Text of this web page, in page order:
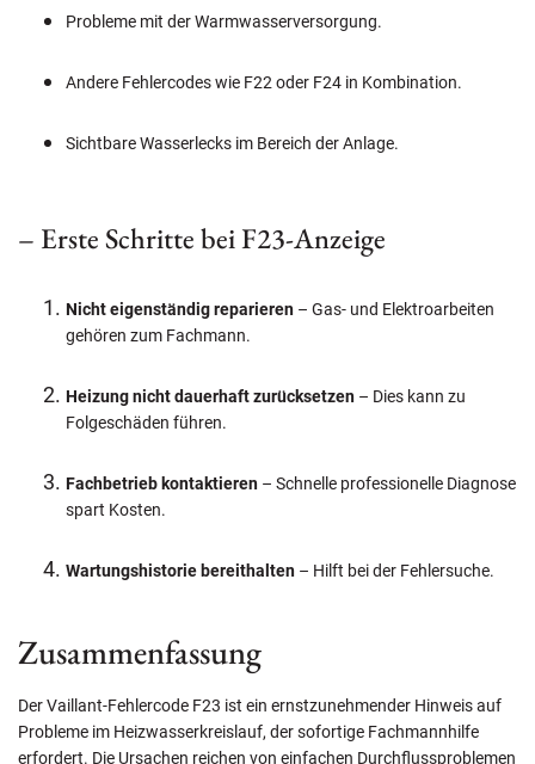
Probleme mit der Warmwasserversorgung.
Andere Fehlercodes wie F22 oder F24 in Kombination.
Sichtbare Wasserlecks im Bereich der Anlage.
– Erste Schritte bei F23-Anzeige
Nicht eigenständig reparieren – Gas- und Elektroarbeiten
gehören zum Fachmann.
Heizung nicht dauerhaft zurücksetzen – Dies kann zu
Folgeschäden führen.
Fachbetrieb kontaktieren – Schnelle professionelle Diagnose
spart Kosten.
Wartungshistorie bereithalten – Hilft bei der Fehlersuche.
Zusammenfassung
Der Vaillant-Fehlercode F23 ist ein ernstzunehmender Hinweis auf
Probleme im Heizwasserkreislauf, der sofortige Fachmannhilfe
erfordert. Die Ursachen reichen von einfachen Durchflussproblemen